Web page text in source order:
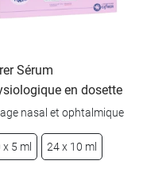
Sérum
en dosette
nasal et ophtalmique
x 5 ml 24 x 10 ml